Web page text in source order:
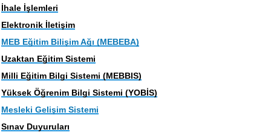
İhale İşlemleri
Elektronik İletişim
MEB Eğitim Bilişim Ağı (MEBEBA)
Uzaktan Eğitim Sistemi
Milli Eğitim Bilgi Sistemi (MEBBIS)
Yüksek Öğrenim Bilgi Sistemi (YOBİS)
Mesleki Gelişim Sistemi
Sınav Duyuruları